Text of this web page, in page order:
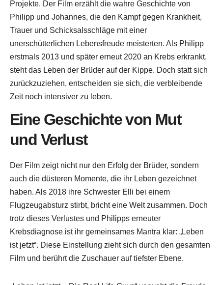
Projekte. Der Film erzählt die wahre Geschichte von
Philipp und Johannes, die den Kampf gegen Krankheit,
Trauer und Schicksalsschläge mit einer
unerschütterlichen Lebensfreude meisterten. Als Philipp
erstmals 2013 und später erneut 2020 an Krebs erkrankt,
steht das Leben der Brüder auf der Kippe. Doch statt sich
zurückzuziehen, entscheiden sie sich, die verbleibende
Zeit noch intensiver zu leben.
Eine Geschichte von Mut
und Verlust
Der Film zeigt nicht nur den Erfolg der Brüder, sondern
auch die düsteren Momente, die ihr Leben gezeichnet
haben. Als 2018 ihre Schwester Elli bei einem
Flugzeugabsturz stirbt, bricht eine Welt zusammen. Doch
trotz dieses Verlustes und Philipps erneuter
Krebsdiagnose ist ihr gemeinsames Mantra klar: „Leben
ist jetzt“. Diese Einstellung zieht sich durch den gesamten
Film und berührt die Zuschauer auf tiefster Ebene.